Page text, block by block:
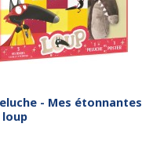
- Mes étonnantes